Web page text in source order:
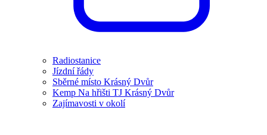
Radiostanice
Jízdní řády
Sběrné místo Krásný Dvůr
Kemp Na hřišti TJ Krásný Dvůr
Zajímavosti v okolí